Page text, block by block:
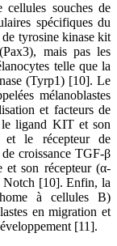
cellules souches de
spécifiques du
tyrosine kinase kit
mais pas les
telle que la
(Tyrp1) [10]. Le
mélanoblastes
et facteurs de
le ligand KIT et son
le récepteur de
croissance TGF-β
et son récepteur (α-
Notch [10]. Enfin, la
à cellules B)
en migration et
[11].